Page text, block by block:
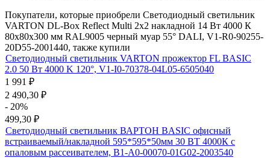
Покупатели, которые приобрели Светодиодный светильник
VARTON DL-Box Reflect Multi 2x2 накладной 14 Вт 4000 К
80х80х300 мм RAL9005 черный муар 55° DALI, V1-R0-90255-
20D55-2001440, также купили
Светодиодный светильник VARTON прожектор FL BASIC
2.0 50 Вт 4000 K 120°, V1-I0-70378-04L05-6505040
1 991 ₽
2 490,30 ₽
- 20%
499,30 ₽
Светодиодный светильник ВАРТОН BASIC офисный
встраиваемый/накладной 595*595*50мм 30 ВТ 4000К с
опаловым рассеивателем, B1-A0-00070-01G02-2003540